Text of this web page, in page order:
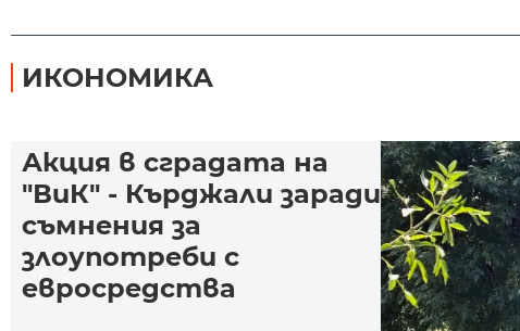
ИКОНОМИКА
Акция в сградата на
"ВиК" - Кърджали заради
съмнения за
злоупотреби с
евросредства